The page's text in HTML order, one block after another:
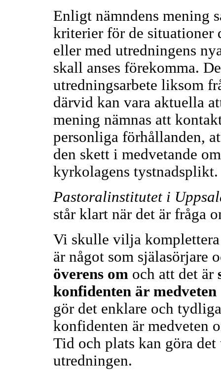
Enligt nämndens mening
kriterier för de situationer
eller med utredningens
skall anses förekomma.
utredningsarbete liksom
därvid kan vara aktuella
mening nämnas att
personliga förhållanden,
den skett i medvetande
kyrkolagens tystnadsplikt.
Pastoralinstitutet i
står klart när det är fråga
Vi skulle vilja komplettera
är något som själasörjare
överens om och att det är
konfidenten är medveten
gör det enklare och
konfidenten är medveten
Tid och plats kan göra
utredningen.